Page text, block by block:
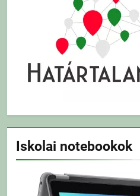
Iskolai notebookok